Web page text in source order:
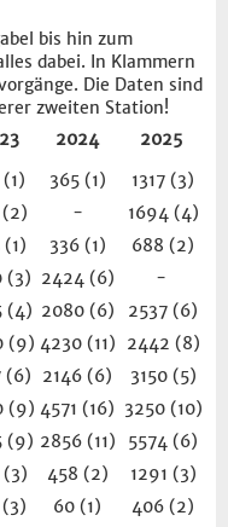
bis hin zum
dabei. In Klammern
Die Daten sind
zweiten Station!
2024
2025
(1) 365 (1)
1317 (3)
(2) -
1694 (4)
(1) 336 (1)
688 (2)
(3) 2424 (6)
-
(4) 2080 (6)
2537 (6)
(9) 4230 (11)
2442 (8)
(6) 2146 (6)
3150 (5)
(9) 4571 (16) 3250 (10)
(9) 2856 (11)
5574 (6)
(3) 458 (2)
1291 (3)
(3) 60 (1)
406 (2)